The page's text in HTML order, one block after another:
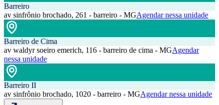
Barreiro
av sinfrônio brochado, 261 - barreiro - MGAgendar nessa unidade
Barreiro de Cima
av waldyr soeiro emerich, 116 - barreiro de cima - MGAgendar
nessa unidade
Barreiro II
av sinfrônio brochado, 1020 - barreiro - MGAgendar nessa unidade